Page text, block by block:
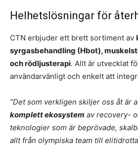
Helhetslösningar för
CTN erbjuder ett brett sortiment av
syrgasbehandling (Hbot),
och rödljusterapi. Allt är utvecklat
användarvänligt och enkelt att
”Det som verkligen skiljer oss åt är
komplett ekosystem av recovery-
teknologier som är beprövade,
allt från olympiska team till